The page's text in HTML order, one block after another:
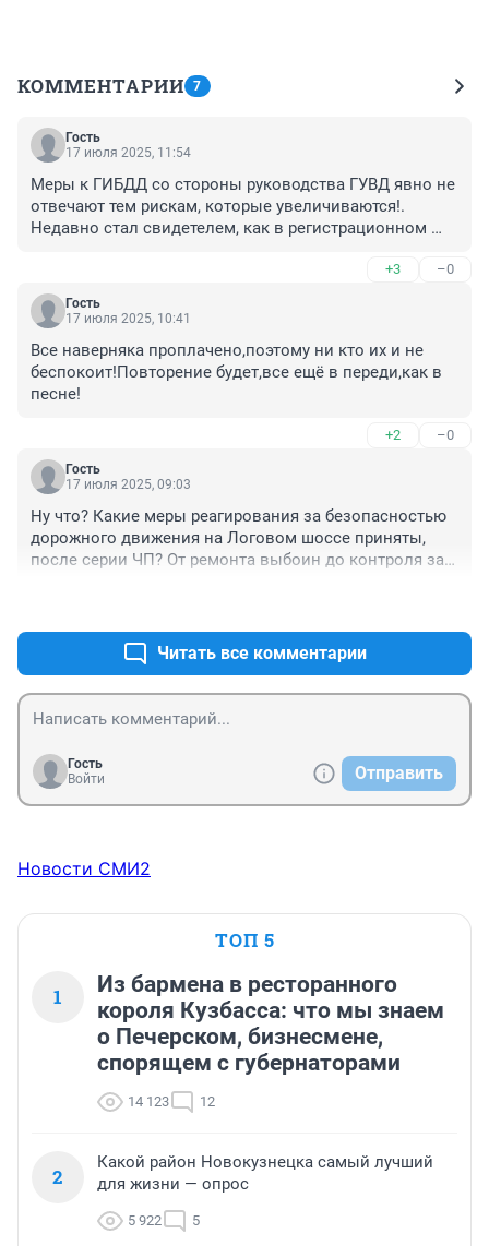
КОММЕНТАРИИ 7
Гость
17 июля 2025, 11:54
Меры к ГИБДД со стороны руководства ГУВД явно не
отвечают тем рискам, которые увеличиваются!.
Недавно стал свидетелем, как в регистрационном
бескультурья. Это офицеры! До чего довели систему!
На днях за стеной Юргинского ГАИ обнаружили цех по
функционировал долго и никто из сотрудников ГАИ
"не замечал".
Эти большегрузы угрожают жизни и здоровью
смотреть более внимательно еще и с точки зрения
возможных диверсий..
+3 –0
Гость
17 июля 2025, 10:41
Все наверняка проплачено,поэтому ни кто их и не
беспокоит!Повторение будет,все ещё в переди,как в
песне!
+2 –0
Гость
17 июля 2025, 09:03
Ну что? Какие меры реагирования за безопасностью
дорожного движения на Логовом шоссе приняты,
после серии ЧП? От ремонта выбоин до контроля за
Читать все комментарии
Гость
Войти
Отправить
Новости СМИ2
ТОП 5
1
Из бармена в ресторанного
короля Кузбасса: что мы знаем
о Печерском, бизнесмене,
спорящем с губернаторами
14 123 12
2
Какой район Новокузнецка самый лучший
для жизни — опрос
5 922 5